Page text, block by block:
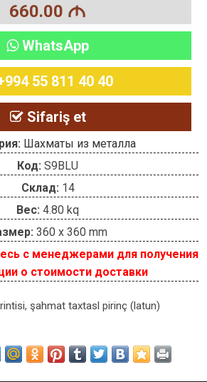
660.00 M
WhatsApp
55 811 40 40
Sifariş et
Шахматы из металла
Код: S9BLU
Склад: 14
Вес: 4.80 kq
360 x 360 mm
с менеджерами для получения
о стоимости доставки
şahmat taxtasl pirinç (latun)